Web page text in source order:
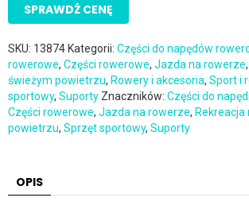
SPRAWDŹ CENĘ
SKU: 13874 Kategorii: Części do napędów
rowerowe, Części rowerowe, Jazda na rowerze,
świeżym powietrzu, Rowery i akcesoria, Sport i
sportowy, Suporty Znaczników: Części do
Części rowerowe, Jazda na rowerze, Rekreacja
powietrzu, Sprzęt sportowy, Suporty
OPIS